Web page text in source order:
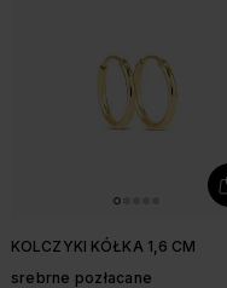
KOLCZYKI KÓŁKA 1,6 CM
srebrne pozłacane